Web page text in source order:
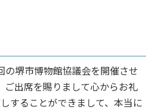
堺市博物館協議会を開催させ
出席を賜りまして心からお礼
することができまして、本当に